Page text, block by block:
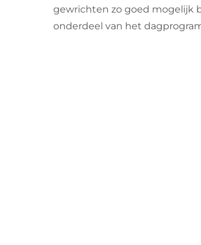
gewrichten zo goed mogelijk
onderdeel van het